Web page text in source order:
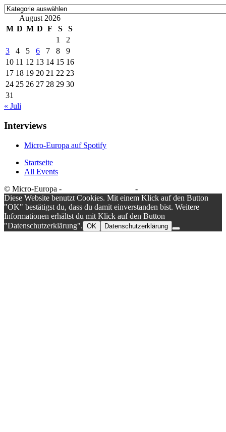
Kategorien
August 2026
M D M D F S
S
1
2
3
4 5 6 7 8
9
10 11 12 13 14 15 16
17 18 19 20 21 22 23
24 25 26 27 28 29 30
31
« Juli
Interviews
Micro-Europa auf Spotify
Startseite
All Events
© Micro-Europa -
-
Diese Website benutzt Cookies. Mit einem Klick auf den Button
"OK" bestätigst du, dass du damit einverstanden bist. Weitere
Informationen erhältst du mit Klick auf den Button
"Datenschutzerklärung". OK Datenschutzerklärung